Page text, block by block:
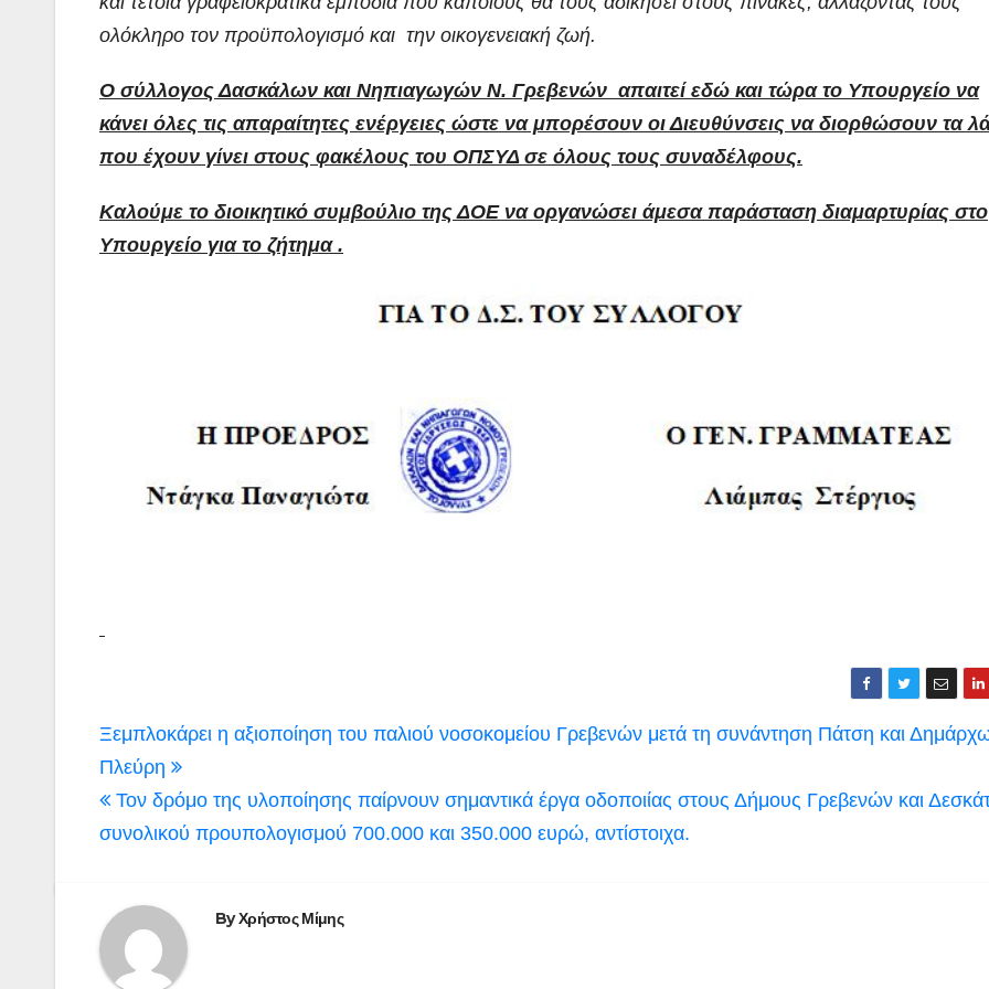
ολόκληρο τον προϋπολογισμό και την οικογενειακή ζωή.
Ο σύλλογος Δασκάλων και Νηπιαγωγών Ν. Γρεβενών απαιτεί εδώ και τώρα το Υπουργείο να
κάνει όλες τις απαραίτητες ενέργειες ώστε να μπορέσουν οι Διευθύνσεις να διορθώσουν τα
που έχουν γίνει στους φακέλους του ΟΠΣΥΔ σε όλους τους συναδέλφους.
Καλούμε το διοικητικό συμβούλιο της ΔΟΕ να οργανώσει άμεσα παράσταση διαμαρτυρίας στο
Υπουργείο για το ζήτημα .
Πλοήγηση
άρθρων
Ξεμπλοκάρει η αξιοποίηση του παλιού νοσοκομείου Γρεβενών μετά τη συνάντηση Πάτση και
Πλεύρη
Τον δρόμο της υλοποίησης παίρνουν σημαντικά έργα οδοποιίας στους Δήμους Γρεβενών και
συνολικού προυπολογισμού 700.000 και 350.000 ευρώ, αντίστοιχα.
ByΧρήστος Μίμης